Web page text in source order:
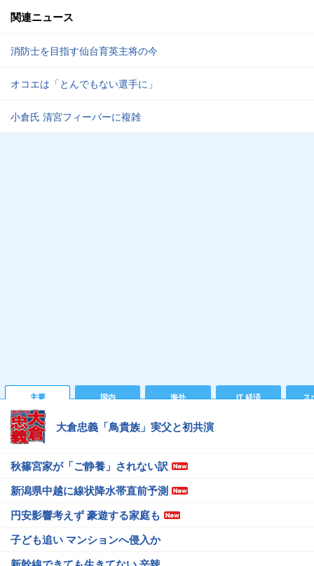
関連ニュース
消防士を目指す仙台育英主将の今
オコエは「とんでもない選手に」
小倉氏 清宮フィーバーに複雑
主要 国内 海外 IT 経済 ス
大倉忠義「鳥貴族」実父と初共演
秋篠宮家が「ご静養」されない訳
新潟県中越に線状降水帯直前予測
円安影響考えず 豪遊する家庭も
子ども追い マンションへ侵入か